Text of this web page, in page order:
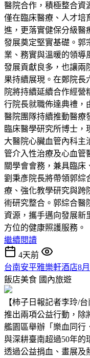
醫院合作，積極整合資
僅在臨床醫療、人才培
進，更落實健保分級醫
發展奠定堅實基礎。郭
業、務實與溫暖的領導
發展貢獻良多，也讓兩
果持續展現。在鄭院長
院將持續延續合作經營
行院長就職佈達典禮，
醫院團隊持續推動醫療
臨床醫學研究所博士，
大醫院心臟血管內科主
管介入性治療及心血管
關學會會務，兼具臨床
劉秉彥院長將帶領郭綜
療、強化教學研究與跨
術研究整合。郭綜合醫
資源，攜手邁向發展新
方位的健康照護服務。
繼續閱讀
4天前
台南安平雅樂軒酒店8
飯店美食 國內旅遊
【柿子日報記者李玲/
推出兩項公益行動，除
艦園區舉辦「樂血同行
與深耕臺南超過50年的
透過公益捐血、畫展及